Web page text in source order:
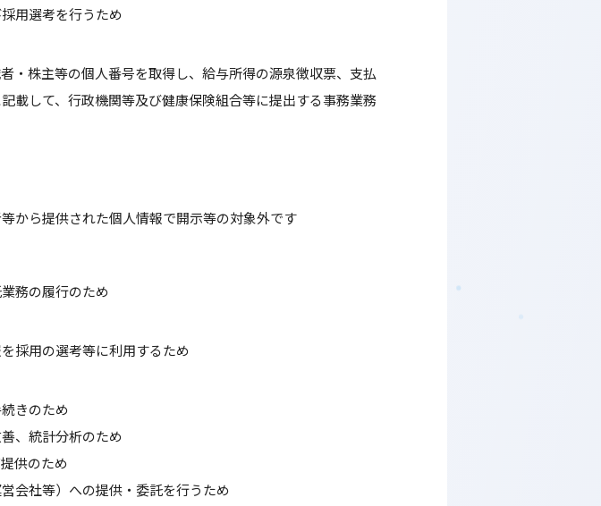
用選考を行うため
・株主等の個人番号を取得し、給与所得の源泉徴収票、支払
載して、行政機関等及び健康保険組合等に提出する事務業務
から提供された個人情報で開示等の対象外です
務の履行のため
採用の選考等に利用するため
きのため
、統計分析のため
供のため
会社等）への提供・委託を行うため